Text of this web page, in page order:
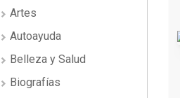
Artes
Autoayuda
Belleza y Salud
Biografías